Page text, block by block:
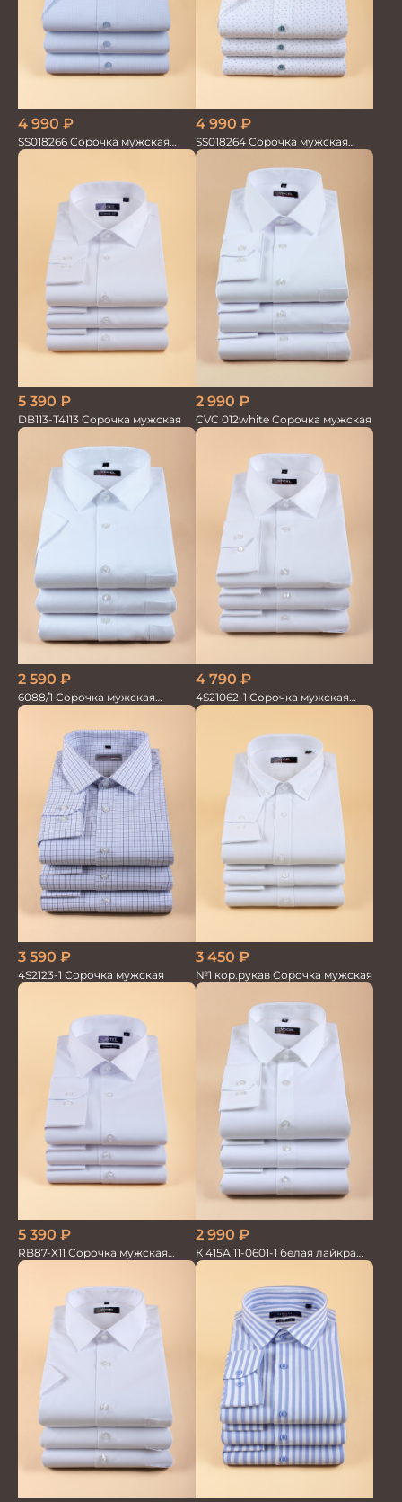
4 990 ₽
SS018266 Сорочка мужская
кор.рукав GROSTYLE TRENDY
4 990 ₽
SS018264 Сорочка мужская
кор.рукав GROSTYLE TRENDY
5 390 ₽
DB113-T4113 Сорочка мужская
2 990 ₽
CVC 012white Сорочка мужская
2 590 ₽
6088/1 Сорочка мужская
кор.рукав
4 790 ₽
4S21062-1 Сорочка мужская
белая бамбук
3 590 ₽
4S2123-1 Сорочка мужская
3 450 ₽
№1 кор.рукав Сорочка мужская
5 390 ₽
RB87-X11 Сорочка мужская
белая бамбук/хлопок
2 990 ₽
К 415А 11-0601-1 белая лайкра
Сорочка мужская